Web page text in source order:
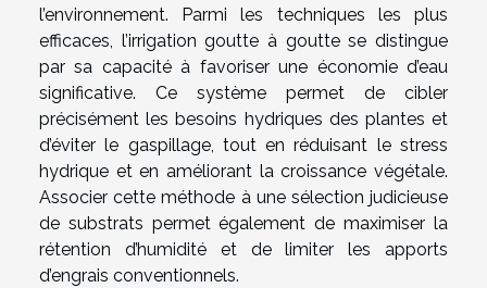
l’environnement. Parmi les techniques les plus
efficaces, l’irrigation goutte à goutte se distingue
par sa capacité à favoriser une économie d’eau
significative. Ce système permet de cibler
précisément les besoins hydriques des plantes et
d’éviter le gaspillage, tout en réduisant le stress
hydrique et en améliorant la croissance végétale.
Associer cette méthode à une sélection judicieuse
de substrats permet également de maximiser la
rétention d’humidité et de limiter les apports
d’engrais conventionnels.